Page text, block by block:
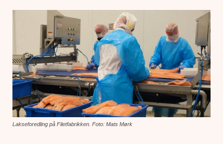
Lakseforedling på Filetfabrikken. Foto: Mats Mørk